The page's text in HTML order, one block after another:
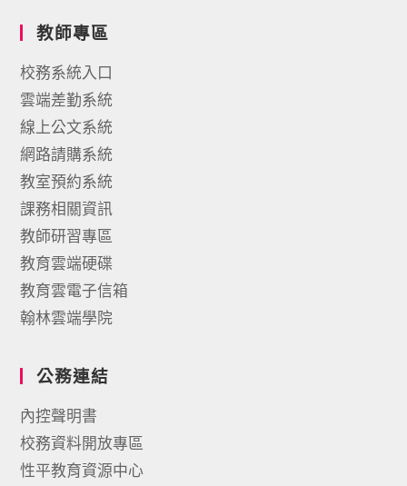
教師專區
校務系統入口
雲端差勤系統
線上公文系統
網路請購系統
教室預約系統
課務相關資訊
教師研習專區
教育雲端硬碟
教育雲電子信箱
翰林雲端學院
公務連結
內控聲明書
校務資料開放專區
性平教育資源中心